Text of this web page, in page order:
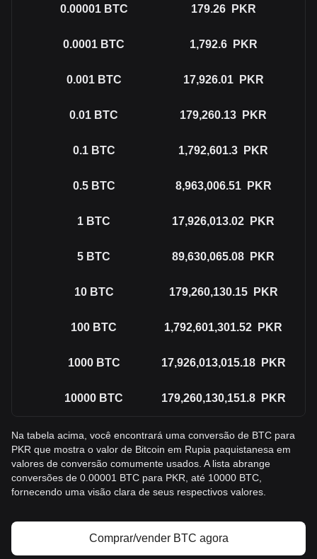
0.00001 BTC 179.26 PKR
0.0001 BTC 1,792.6 PKR
0.001 BTC 17,926.01 PKR
0.01 BTC 179,260.13 PKR
0.1 BTC 1,792,601.3 PKR
0.5 BTC 8,963,006.51 PKR
1 BTC 17,926,013.02 PKR
5 BTC 89,630,065.08 PKR
10 BTC 179,260,130.15 PKR
100 BTC 1,792,601,301.52 PKR
1000 BTC 17,926,013,015.18 PKR
10000 BTC 179,260,130,151.8 PKR
Na tabela acima, você encontrará uma conversão de BTC para
PKR que mostra o valor de Bitcoin em Rupia paquistanesa em
valores de conversão comumente usados. A lista abrange
conversões de 0.00001 BTC para PKR, até 10000 BTC,
fornecendo uma visão clara de seus respectivos valores.
Comprar/vender BTC agora